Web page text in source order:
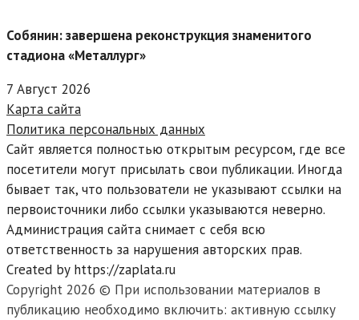
Собянин: завершена реконструкция знаменитого
стадиона «Металлург»
7 Август 2026
Карта сайта
Политика персональных данных
Сайт является полностью открытым ресурсом, где все
посетители могут присылать свои публикации. Иногда
бывает так, что пользователи не указывают ссылки на
первоисточники либо ссылки указываются неверно.
Администрация сайта снимает с себя всю
ответственность за нарушения авторских прав.
Created by https://zaplata.ru
Copyright 2026 © При использовании материалов в
публикацию необходимо включить: активную ссылку